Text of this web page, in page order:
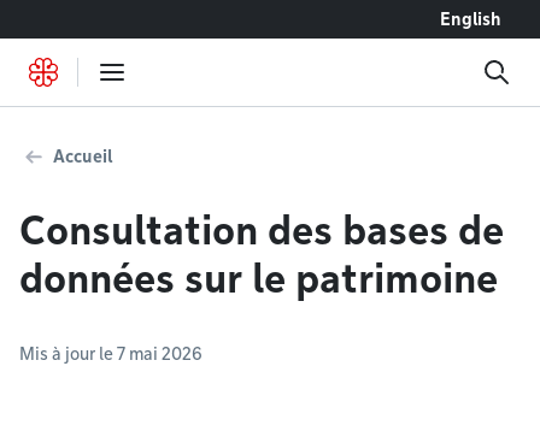
English
Accueil
Consultation des bases de
données sur le patrimoine
Mis à jour le 7 mai 2026